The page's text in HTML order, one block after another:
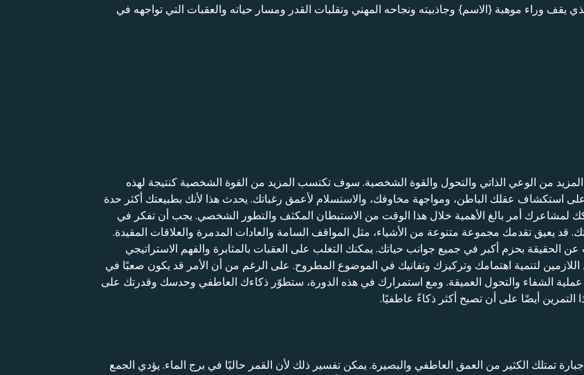
يقف وراء موهبة {الاسم} وجاذبيته ونجاحه المهني وتقلبات القدر ومسار حياته والعقبات التي تواجهه في
من الوعي الذاتي والتحول والقوة الشخصية. سوف تكتسب المزيد من القوة الشخصية كنتيجة لهذه
استكشاف عقلك الباطن، ومواجهة مخاوفك، والاستسلام لأعمق رغباتك. يحدث هذا لأنك بطبيعتك أكثر حدة
لمشاعرك أمر بالغ الأهمية خلال هذا الوقت من الاستبطان المكثف والتطور الشخصي. يجب أن تفكر في
قد يعيق تقدمك مجموعة متنوعة من الأشياء، مثل المواقف السامة والعادات المدمرة والعلاقات المقيدة.
بحزم أكبر في جميع جوانب حياتك. يمكنك التغلب على العقبات بالمثابرة والفهم الاستراتيجي
اللازمين لتنمية اهتمامك وتركيزك وتفانيك في الموضوع المطروح. على الرغم من أن الأمر قد يكون صعبًا في
الشفاء والتحول العميقة. ومع استمرارك في هذه الدورة، ستطوّر ذكاءك العاطفي وحدسك وقدرتك على
أيضًا على أن تصبح أكثر ذكاءً عاطفيًا.
تمتلك الكثير من العمق العاطفي والبصيرة. يمكن تفسير ذلك لأن القمر حاليًا في برج الماء. يؤدي الجمع